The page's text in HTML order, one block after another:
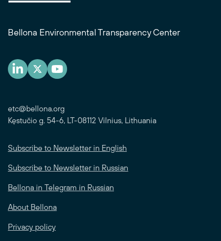
Bellona Environmental Transparency Center
etc@bellona.org
Kęstučio g. 54-6, LT-08112 Vilnius, Lithuania
Subscribe to Newsletter in English
Subscribe to Newsletter in Russian
Bellona in Telegram in Russian
About Bellona
Privacy policy